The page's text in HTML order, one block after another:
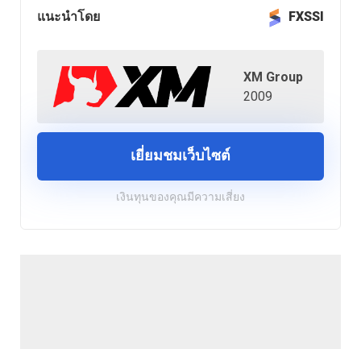
แนะนำโดย FXSSI
XM Group
2009
เยี่ยมชมเว็บไซต์
เงินทุนของคุณมีความเสี่ยง